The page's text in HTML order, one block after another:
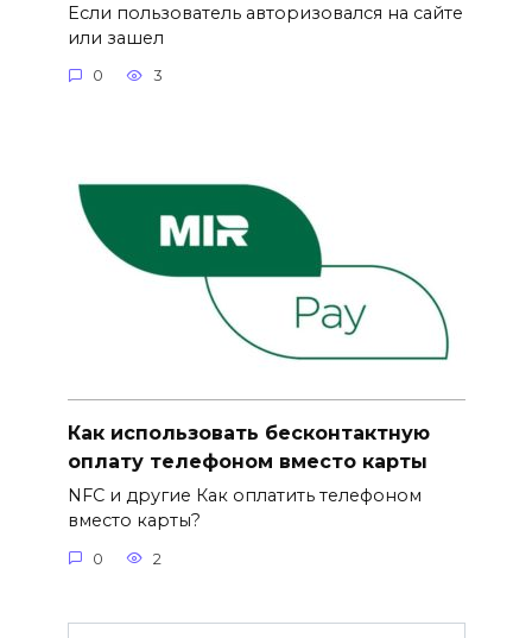
Если пользователь авторизовался на сайте
или зашел
0 3
Как использовать бесконтактную
оплату телефоном вместо карты
NFC и другие Как оплатить телефоном
вместо карты?
0 2